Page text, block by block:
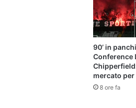
90’ in
Conference
mercato per
8 ore fa